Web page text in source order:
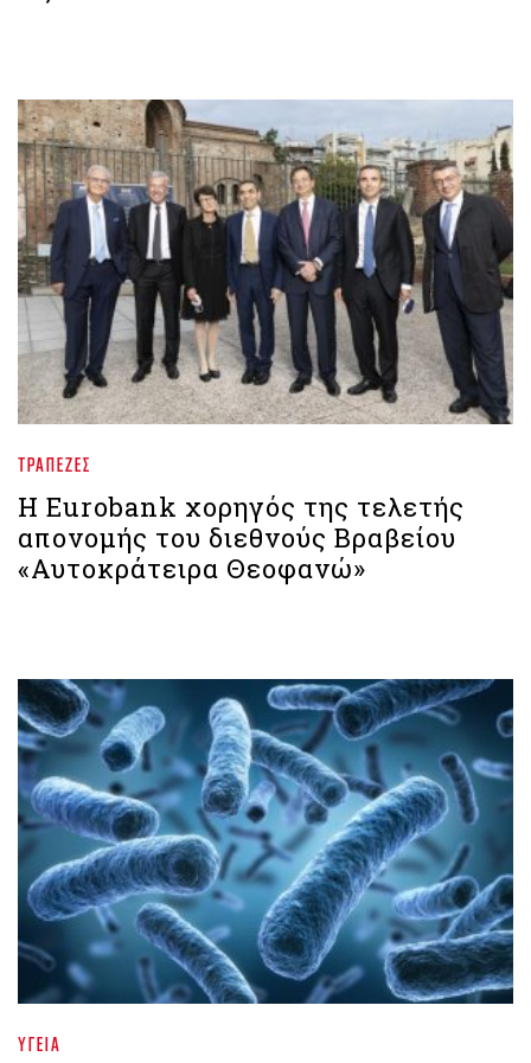
ΤΡΆΠΕΖΕΣ
Η Eurobank χορηγός της τελετής
απονομής του διεθνούς Βραβείου
«Αυτοκράτειρα Θεοφανώ»
ΥΓΕΊΑ